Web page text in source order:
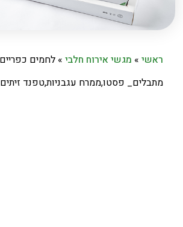
ראשי » מגשי אירוח חלבי »
מתבלים_ פסטו,ממרח עגבניות,טפנד זיתים